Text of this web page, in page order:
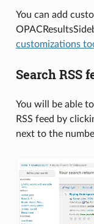
You can add
customizations
Search RSS
You will be able
RSS feed by
next to the